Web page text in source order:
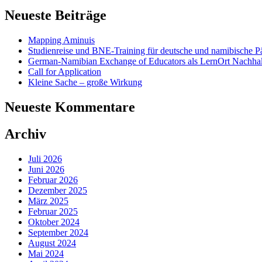
Neueste Beiträge
Mapping Aminuis
Studienreise und BNE-Training für deutsche und namibische
German-Namibian Exchange of Educators als LernOrt
Call for Application
Kleine Sache – große Wirkung
Neueste Kommentare
Archiv
Juli 2026
Juni 2026
Februar 2026
Dezember 2025
März 2025
Februar 2025
Oktober 2024
September 2024
August 2024
Mai 2024